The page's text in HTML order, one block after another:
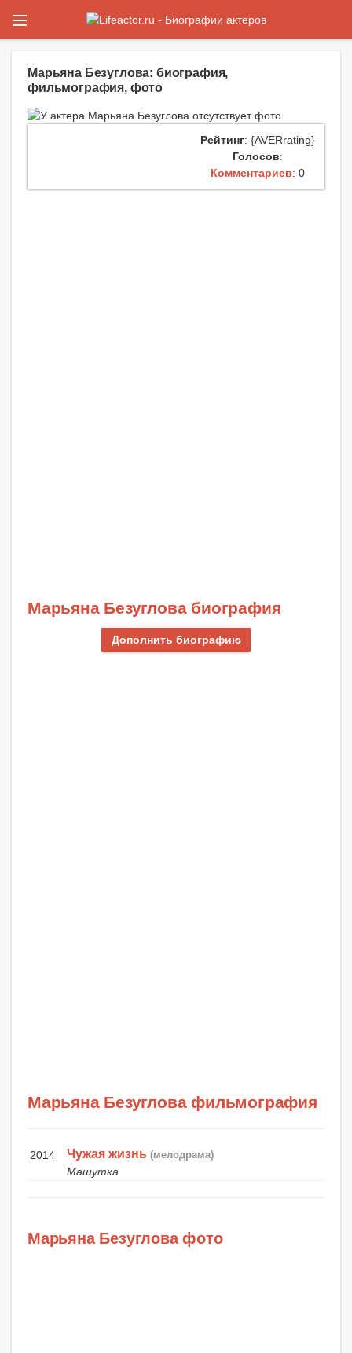
Марьяна Безуглова: биография,
фильмография, фото
Рейтинг: {AVERrating}
Голосов:
Комментариев: 0
Марьяна Безуглова биография
Дополнить биографию
Марьяна Безуглова фильмография
2014 Чужая жизнь (мелодрама)
Машутка
Марьяна Безуглова фото